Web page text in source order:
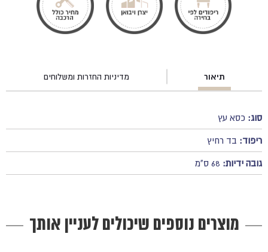
תיאור מדיניות החזרות ומשלוחים
סוג: כסא עץ
ריפוד: בד רחיץ
גובה ידיות:
מוצרים נוספים שיכולים לעניין אותך